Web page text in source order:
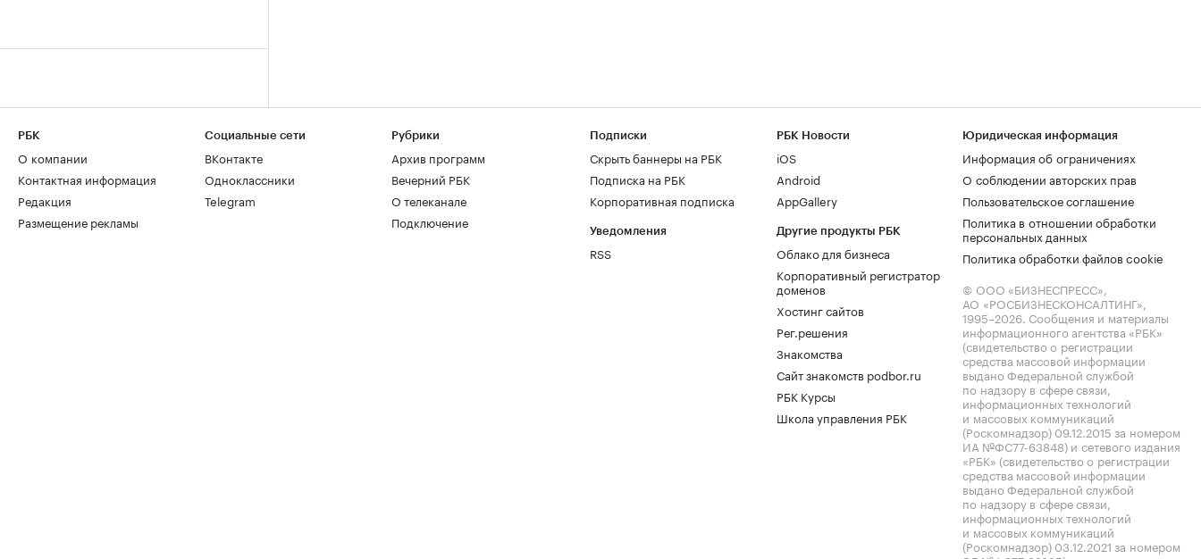
РБК
О компании
Контактная информация
Редакция
Размещение рекламы
Социальные сети
ВКонтакте
Одноклассники
Telegram
Рубрики
Архив программ
Вечерний РБК
О телеканале
Подключение
Подписки
Скрыть баннеры на РБК
Подписка на РБК
Корпоративная подписка
Уведомления
RSS
РБК Новости
iOS
Android
AppGallery
Другие продукты РБК
Облако для бизнеса
Корпоративный регистратор
доменов
Хостинг сайтов
Рег.решения
Знакомства
Сайт знакомств podbor.ru
РБК Курсы
Школа управления РБК
Юридическая информация
Информация об ограничениях
О соблюдении авторских прав
Пользовательское соглашение
Политика в отношении обработки
персональных данных
Политика обработки файлов cookie
© ООО «БИЗНЕСПРЕСС»,
АО «РОСБИЗНЕСКОНСАЛТИНГ»,
1995–2026. Сообщения и материалы
информационного агентства «РБК»
(свидетельство о регистрации
средства массовой информации
выдано Федеральной службой
по надзору в сфере связи,
информационных технологий
и массовых коммуникаций
(Роскомнадзор) 09.12.2015 за номером
ИА №ФС77-63848) и сетевого издания
«РБК» (свидетельство о регистрации
средства массовой информации
выдано Федеральной службой
по надзору в сфере связи,
информационных технологий
и массовых коммуникаций
(Роскомнадзор) 03.12.2021 за номером